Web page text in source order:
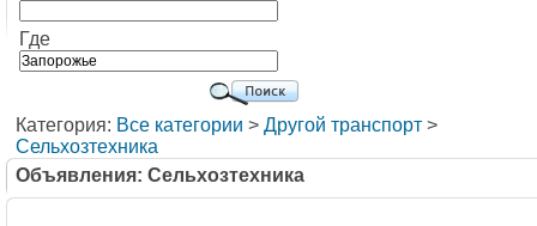
Где
Категория: Все категории > Другой транспорт >
Сельхозтехника
Объявления: Сельхозтехника